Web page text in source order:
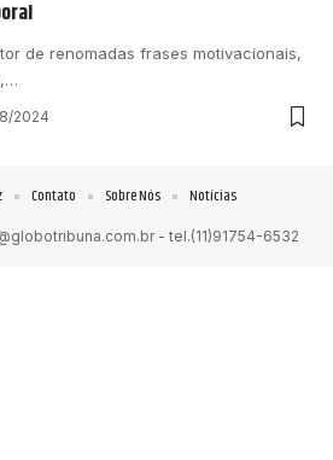
de renomadas frases motivacionais,
2024
- tel.(11)91754-6532
Contato Sobre Nós Notícias